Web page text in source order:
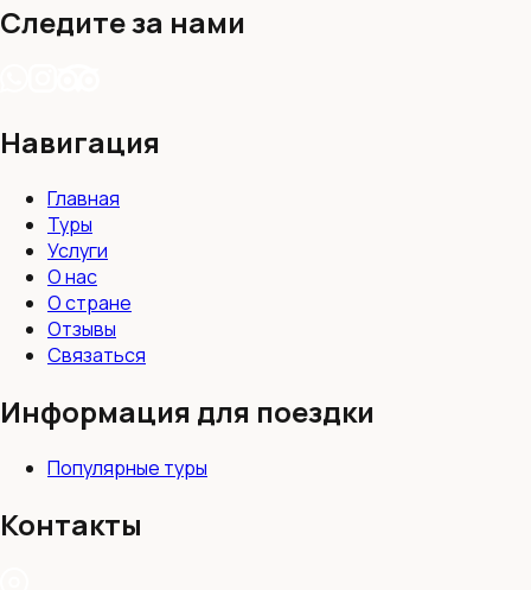
Следите за нами
Навигация
Главная
Туры
Услуги
О нас
О стране
Отзывы
Связаться
Информация для поездки
Популярные туры
Контакты